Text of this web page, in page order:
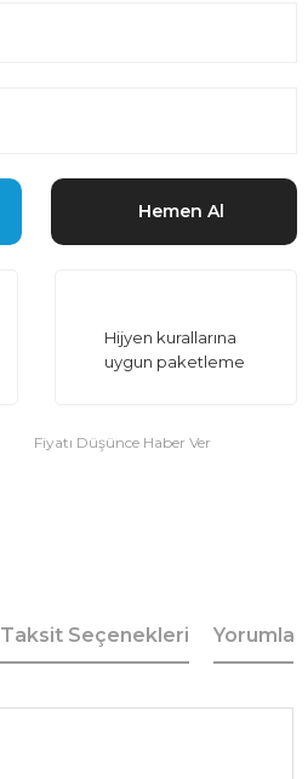
Hemen Al
Hijyen kurallarına
uygun paketleme
Fiyatı Düşünce Haber Ver
Taksit Seçenekleri Yorumlar